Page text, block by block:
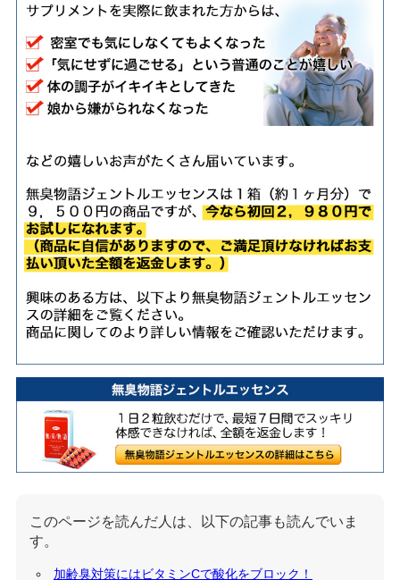
このページを読んだ人は、以下の記事も読んでいま
す。
加齢臭対策にはビタミンCで酸化をブロック！